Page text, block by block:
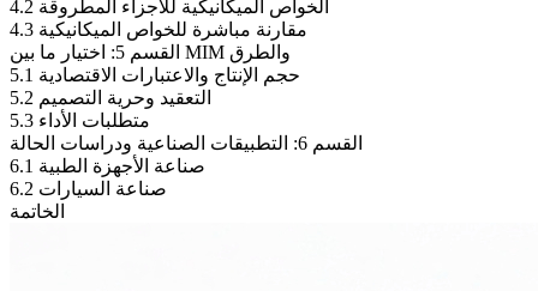
4.2 الخواص الميكانيكية للأجزاء المطروقة
4.3 مقارنة مباشرة للخواص الميكانيكية
القسم 5: اختيار ما بين MIM والطرق
5.1 حجم الإنتاج والاعتبارات الاقتصادية
5.2 التعقيد وحرية التصميم
5.3 متطلبات الأداء
القسم 6: التطبيقات الصناعية ودراسات الحالة
6.1 صناعة الأجهزة الطبية
6.2 صناعة السيارات
الخاتمة